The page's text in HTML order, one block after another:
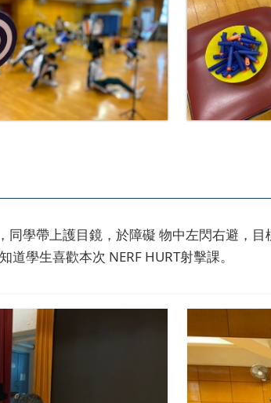
同學帶上護目鏡，於障礙 物中左閃右避，
學生喜歡本次 NERF HURT射擊課。